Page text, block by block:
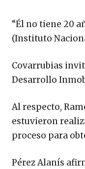
“Él no tiene 20
(Instituto
Covarrubias
Desarrollo
Al respecto,
estuvieron
proceso para
Pérez Alanís